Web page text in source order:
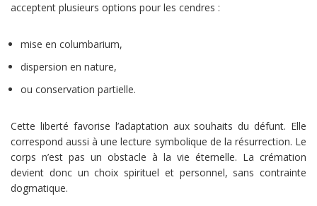
acceptent plusieurs options pour les cendres :
mise en columbarium,
dispersion en nature,
ou conservation partielle.
Cette liberté favorise l’adaptation aux souhaits du défunt. Elle
correspond aussi à une lecture symbolique de la résurrection. Le
corps n’est pas un obstacle à la vie éternelle. La crémation
devient donc un choix spirituel et personnel, sans contrainte
dogmatique.